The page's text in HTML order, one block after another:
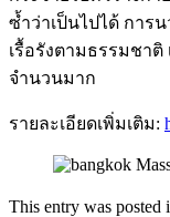
ซ้ำว่าเป็นไปได้ การ
เรื้อรังตามธรรมชา
จำนวนมาก
รายละเอียดเพิ่มเติม:
This entry was posted